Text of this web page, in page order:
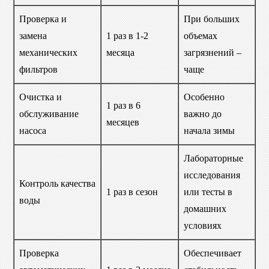
Проверка и
замена
механических
фильтров
1 раз в 1-2
месяца
При больших
объемах
загрязнений –
чаще
Очистка и
обслуживание
насоса
1 раз в 6
месяцев
Особенно
важно до
начала зимы
Контроль качества
воды
1 раз в сезон
Лабораторные
исследования
или тесты в
домашних
условиях
Проверка
Обеспечивает